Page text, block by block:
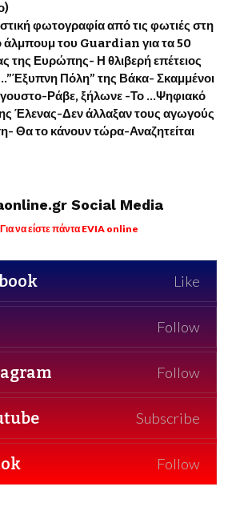
φωτογραφία από τις φωτιές στη
άλμπουμ του Guardian για τα 50
της Ευρώπης- Η θλιβερή επέτειος
Πόλη” της Βάκα- Σκαμμένοι
Ράβε, ξήλωνε -Το …Ψηφιακό
Έλενας-Δεν άλλαξαν τους αγωγούς
Θα το κάνουν τώρα-Αναζητείται
Social Media
Για να είστε πάντα EVIA online
Like
Follow
Follow
Subscribe
Follow